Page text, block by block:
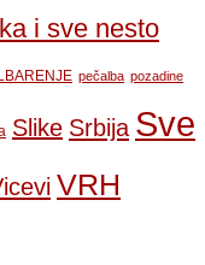
i sve nesto
pečalba pozadine
Slike Srbija Sve
VRH